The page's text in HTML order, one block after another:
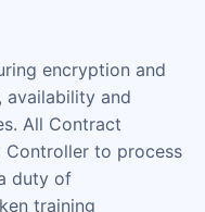
encryption and
and
All Contract
Controller to process
duty of
training